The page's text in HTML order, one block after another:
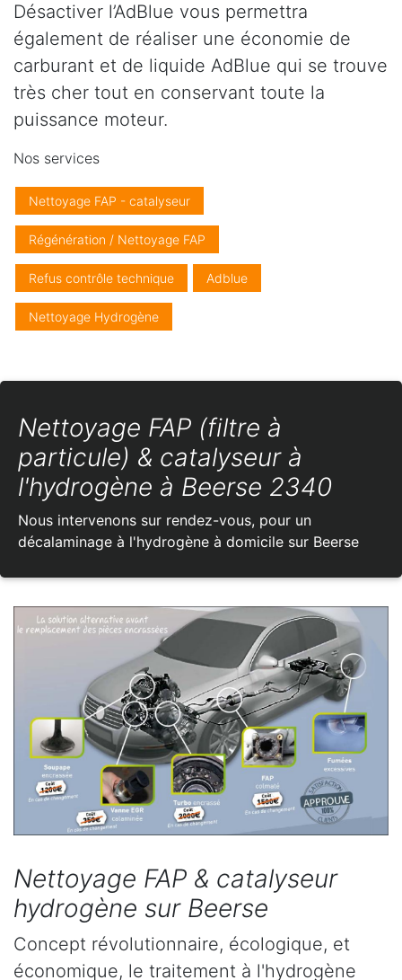
Désactiver l’AdBlue vous permettra
également de réaliser une économie de
carburant et de liquide AdBlue qui se trouve
très cher tout en conservant toute la
puissance moteur.
Nos services
Nettoyage FAP - catalyseur
Régénération / Nettoyage FAP
Refus contrôle technique Adblue
Nettoyage Hydrogène
Nettoyage FAP (filtre à
particule) & catalyseur à
l'hydrogène à Beerse 2340
Nous intervenons sur rendez-vous, pour un
décalaminage à l'hydrogène à domicile sur Beerse
Nettoyage FAP & catalyseur
hydrogène sur Beerse
Concept révolutionnaire, écologique, et
économique, le traitement à l'hydrogène